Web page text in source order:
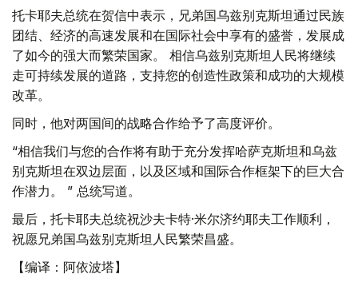
托卡耶夫总统在贺信中表示，兄弟国乌兹别克斯坦通过民族
团结、经济的高速发展和在国际社会中享有的盛誉，发展成
了如今的强大而繁荣国家。 相信乌兹别克斯坦人民将继续
走可持续发展的道路，支持您的创造性政策和成功的大规模
改革。
同时，他对两国间的战略合作给予了高度评价。
“相信我们与您的合作将有助于充分发挥哈萨克斯坦和乌兹
别克斯坦在双边层面，以及区域和国际合作框架下的巨大合
作潜力。 ” 总统写道。
最后，托卡耶夫总统祝沙夫卡特·米尔济约耶夫工作顺利，
祝愿兄弟国乌兹别克斯坦人民繁荣昌盛。
【编译：阿依波塔】